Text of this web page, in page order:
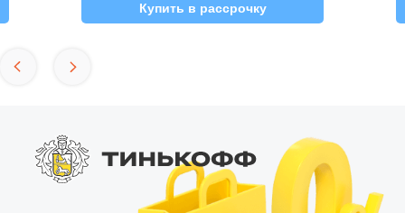
Купить в рассрочку